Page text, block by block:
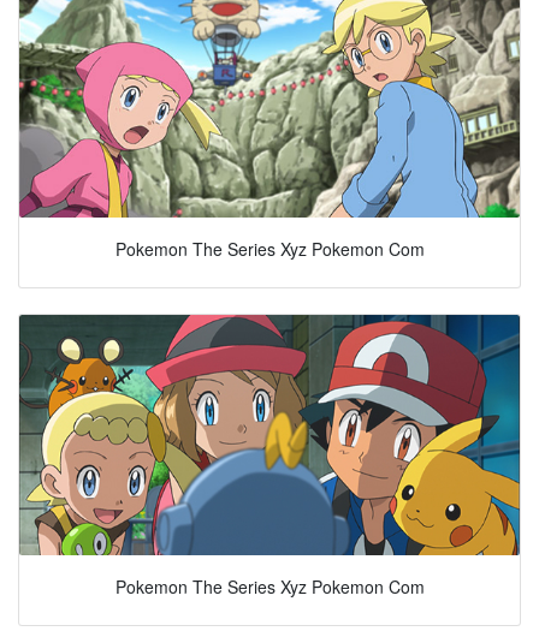
Pokemon The Series Xyz Pokemon Com
Pokemon The Series Xyz Pokemon Com